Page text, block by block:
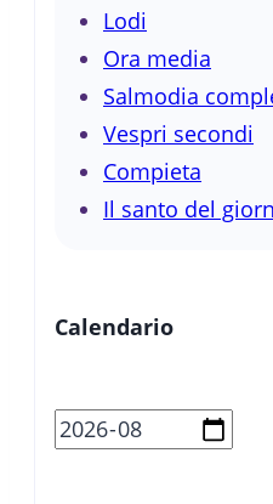
Lodi
Ora media
Salmodia
Vespri secondi
Compieta
Il santo del
Calendario